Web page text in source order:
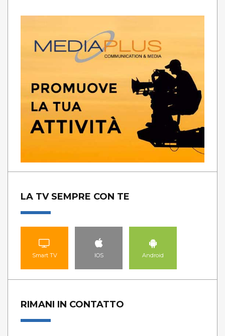
LA TV SEMPRE CON TE
Smart TV IOS Android
RIMANI IN CONTATTO